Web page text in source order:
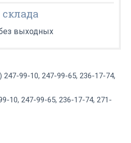
выходных
99-10, 247-99-65, 236-17-74,
10, 247-99-65, 236-17-74, 271-